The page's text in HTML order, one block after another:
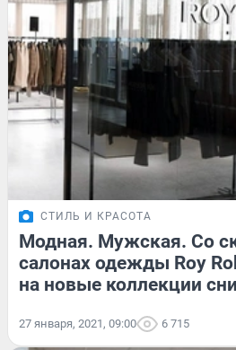
СТИЛЬ И КРАСОТА
Модная. Мужская. Со
салонах одежды Roy
на новые коллекции
27 января, 2021, 09:00 6 715